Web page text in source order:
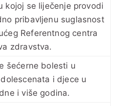
kojoj se liječenje provodi
pribavljenu suglasnost
Referentnog centra
zdravstva.
šećerne bolesti u
i djece u
i više godina.